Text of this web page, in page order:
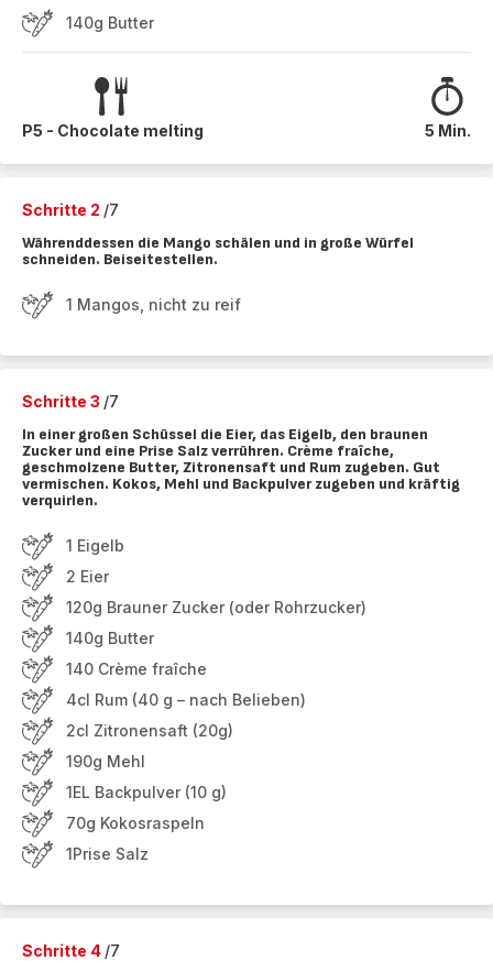
140g Butter
P5 - Chocolate melting 5 Min.
Schritte 2 /7
Währenddessen die Mango schälen und in große Würfel
schneiden. Beiseitestellen.
1 Mangos, nicht zu reif
Schritte 3 /7
In einer großen Schüssel die Eier, das Eigelb, den braunen
Zucker und eine Prise Salz verrühren. Crème fraîche,
geschmolzene Butter, Zitronensaft und Rum zugeben. Gut
vermischen. Kokos, Mehl und Backpulver zugeben und kräftig
verquirlen.
1 Eigelb
2 Eier
120g Brauner Zucker (oder Rohrzucker)
140g Butter
140 Crème fraîche
4cl Rum (40 g – nach Belieben)
2cl Zitronensaft (20g)
190g Mehl
1EL Backpulver (10 g)
70g Kokosraspeln
1Prise Salz
Schritte 4 /7